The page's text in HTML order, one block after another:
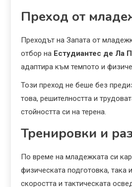
Преход от
Преходът на Запата от
отбор на Естудиантес де Ла
адаптира към темпото и
Този преход не беше без
това, решителността и
стойността си на терена.
Тренировки и
По време на младежката си
физическата подготовка, така
скоростта и тактическата